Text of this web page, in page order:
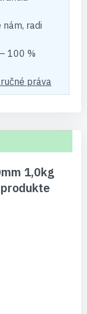
radi
100 %
práva
1,0kg